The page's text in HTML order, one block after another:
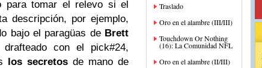
para tomar el relevo si el
descripción, por ejemplo,
bajo el paragüas de Brett
con el pick#24,
los secretos de mano de
Traslado
Oro en el alambre (III/III)
Touchdown Or Nothing
(16): La Comunidad NFL
Oro en el alambre (II/III)